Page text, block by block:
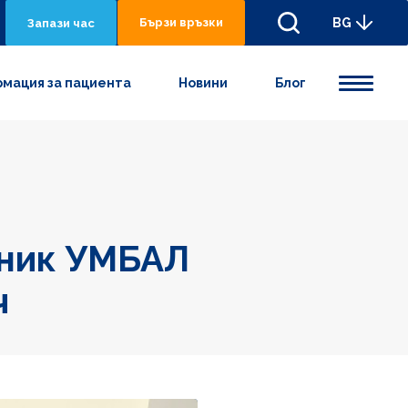
Запази час Бързи връзки BG
за пациента Новини Блог
УМБАЛ